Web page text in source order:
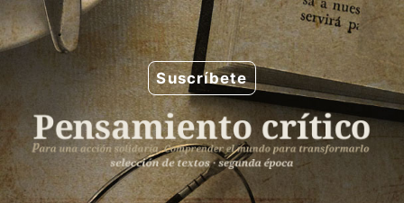
Saltar
al
contenido
Suscríbete